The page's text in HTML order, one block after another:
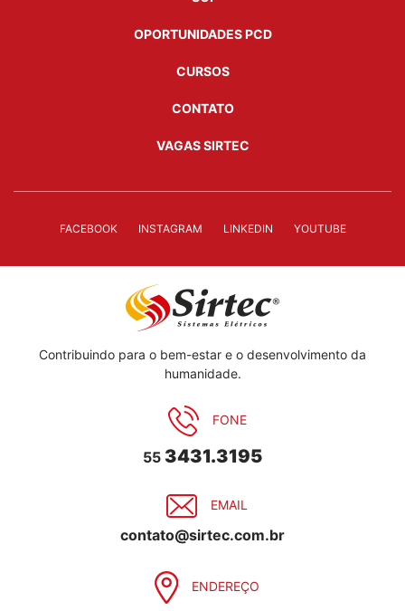
OPORTUNIDADES PCD
CURSOS
CONTATO
VAGAS SIRTEC
FACEBOOK INSTAGRAM LINKEDIN YOUTUBE
Contribuindo para o bem-estar e o desenvolvimento da
humanidade.
FONE
55 3431.3195
EMAIL
contato@sirtec.com.br
ENDEREÇO